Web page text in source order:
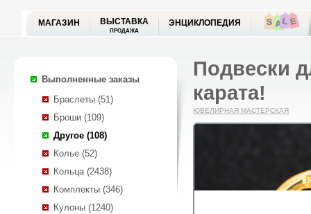
МАГАЗИН ВЫСТАВКА
ПРОДАЖА
ЭНЦИКЛОПЕДИЯ
Выполненные заказы
Браслеты (51)
Броши (109)
Другое (108)
Колье (52)
Кольца (2438)
Комплекты (346)
Кулоны (1240)
Подвески
карата!
ЮВЕЛИРНАЯ МАСТЕРСКАЯ